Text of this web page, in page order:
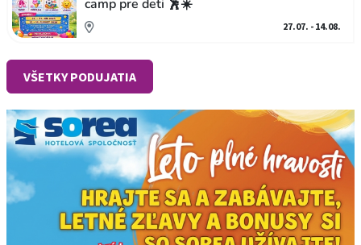
camp pre deti 🕺☀️
27.07. - 14.08.
VŠETKY PODUJATIA